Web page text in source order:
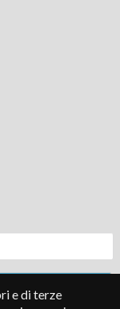
e di terze